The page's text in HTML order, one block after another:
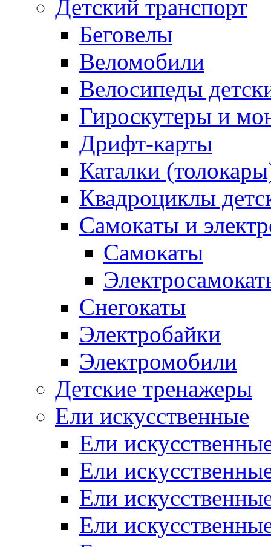
Детский транспорт
Беговелы
Веломобили
Велосипеды
Гироскутеры и
Дрифт-карты
Каталки
Квадроциклы
Самокаты и
Самокаты
Снегокаты
Электробайки
Электромобили
Детские тренажеры
Ели искусственные
Ели
Ели
Ели
Ели